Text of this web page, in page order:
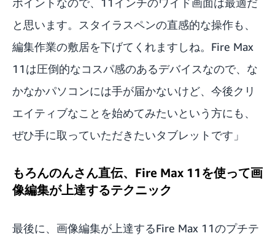
ポイントなので、11インチのワイド画面は最適だ
と思います。スタイラスペンの直感的な操作も、
編集作業の敷居を下げてくれますしね。Fire Max
11は圧倒的なコスパ感のあるデバイスなので、な
かなかパソコンには手が届かないけど、今後クリ
エイティブなことを始めてみたいという方にも、
ぜひ手に取っていただきたいタブレットです」
もろんのんさん直伝、Fire Max 11を使って画
像編集が上達するテクニック
最後に、画像編集が上達するFire Max 11のプチテ